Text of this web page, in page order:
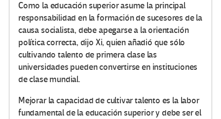
Como la educación superior asume la principal
responsabilidad en la formación de sucesores de la
causa socialista, debe apegarse a la orientación
política correcta, dijo Xi, quien añadió que sólo
cultivando talento de primera clase las
universidades pueden convertirse en instituciones
de clase mundial.
Mejorar la capacidad de cultivar talento es la labor
fundamental de la educación superior y debe ser el